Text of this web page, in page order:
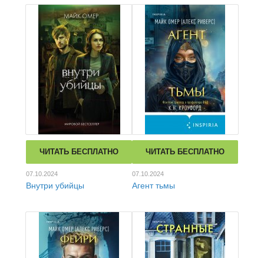
ЧИТАТЬ БЕСПЛАТНО
07.10.2024
Внутри убийцы
ЧИТАТЬ БЕСПЛАТНО
07.10.2024
Агент тьмы